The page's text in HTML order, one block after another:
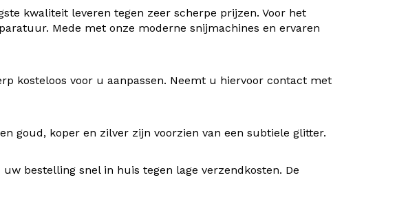
kwaliteit leveren tegen zeer scherpe prijzen. Voor het
Mede met onze moderne snijmachines en ervaren
kosteloos voor u aanpassen. Neemt u hiervoor contact met
goud, koper en zilver zijn voorzien van een subtiele glitter.
bestelling snel in huis tegen lage verzendkosten. De